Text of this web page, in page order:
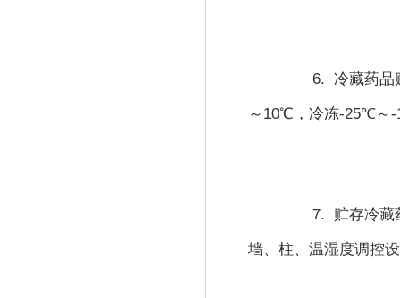
6. 冷藏药品
～ 10℃ ，冷冻-25℃～-
7. 贮存冷藏
墙、柱、温湿度调控